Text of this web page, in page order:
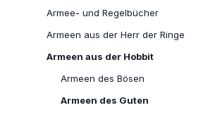
Armee- und Regelbücher
Armeen aus der Herr der Ringe
Armeen aus der Hobbit
Armeen des Bösen
Armeen des Guten